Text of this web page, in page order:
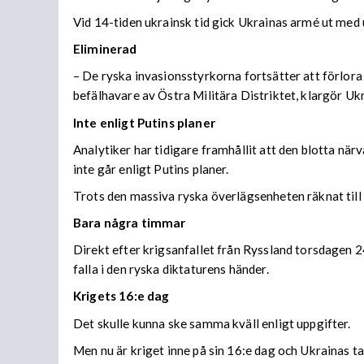
Vid 14-tiden ukrainsk tid gick Ukrainas armé ut
Eliminerad
– De ryska invasionsstyrkorna fortsätter att
befälhavare av Östra Militära Distriktet, klargör
Inte enligt Putins planer
Analytiker har tidigare framhållit att den blotta
inte går enligt Putins planer.
Trots den massiva ryska överlägsenheten räknat
Bara några timmar
Direkt efter krigsanfallet från Ryssland torsdagen
falla i den ryska diktaturens händer.
Krigets 16:e dag
Det skulle kunna ske samma kväll enligt uppgifter.
Men nu är kriget inne på sin 16:e dag och